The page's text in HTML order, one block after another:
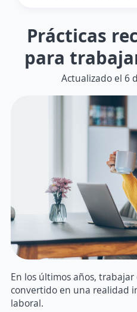
Prácticas
para
Actualizado el 6
En los últimos años, trabajar
convertido en una realidad
laboral.